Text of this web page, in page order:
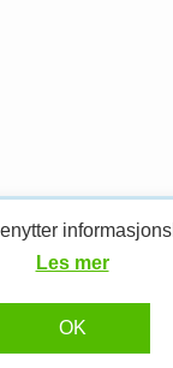
av
Les mer
OK